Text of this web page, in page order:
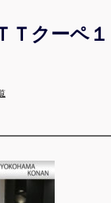
Ｔクー